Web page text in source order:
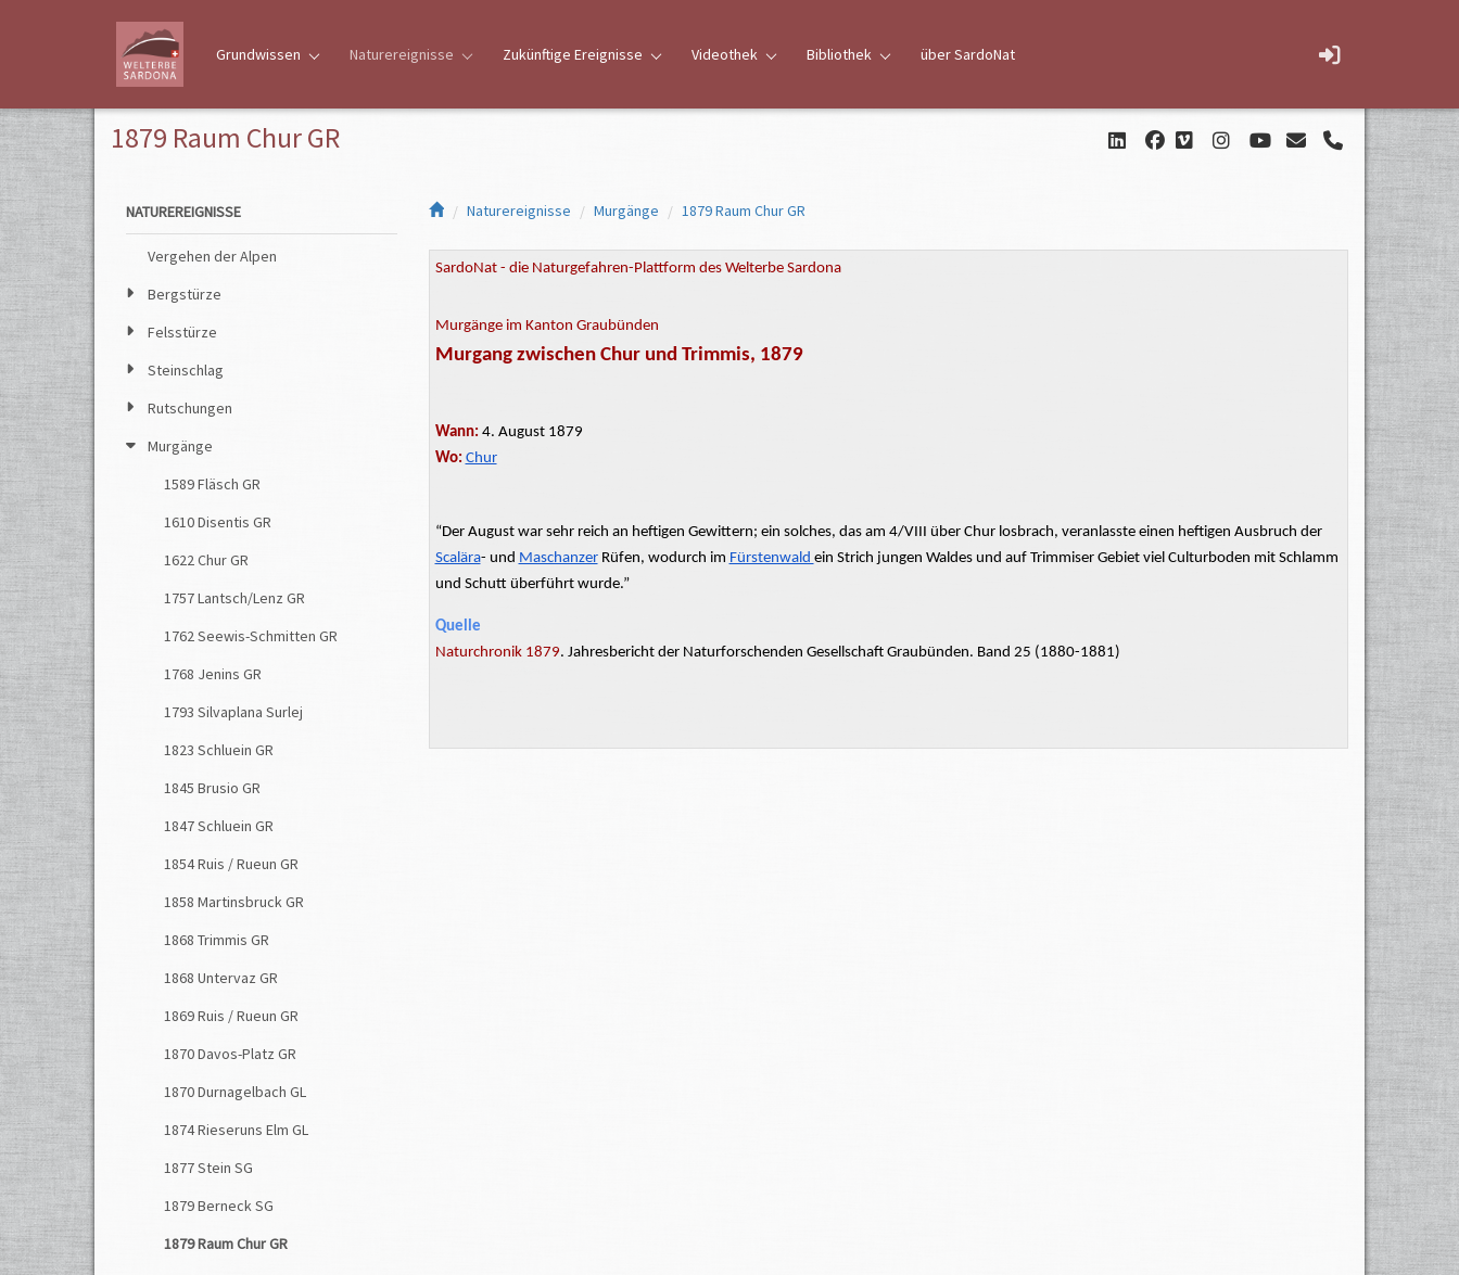
Grundwissen Naturereignisse Zukünftige Ereignisse Videothek Bibliothek über SardoNat
1879 Raum Chur GR
Naturereignisse Murgänge 1879 Raum Chur GR
SardoNat - die Naturgefahren-Plattform des Welterbe Sardona
Murgänge im Kanton Graubünden
Murgang zwischen Chur und Trimmis, 1879
Wann: 4. August 1879
Wo: Chur
“Der August war sehr reich an heftigen Gewittern; ein solches, das am 4/VIII über Chur losbrach, veranlasste einen heftigen Ausbruch der
Scalära- und Maschanzer Rüfen, wodurch im Fürstenwald ein Strich jungen Waldes und auf Trimmiser Gebiet viel Culturboden mit Schlamm
und Schutt überführt wurde.”
Quelle
Naturchronik 1879. Jahresbericht der Naturforschenden Gesellschaft Graubünden. Band 25 (1880-1881)
NATUREREIGNISSE
Vergehen der Alpen
Bergstürze
Felsstürze
Steinschlag
Rutschungen
Murgänge
1589 Fläsch GR
1610 Disentis GR
1622 Chur GR
1757 Lantsch/Lenz GR
1762 Seewis-Schmitten GR
1768 Jenins GR
1793 Silvaplana Surlej
1823 Schluein GR
1845 Brusio GR
1847 Schluein GR
1854 Ruis / Rueun GR
1858 Martinsbruck GR
1868 Trimmis GR
1868 Untervaz GR
1869 Ruis / Rueun GR
1870 Davos-Platz GR
1870 Durnagelbach GL
1874 Rieseruns Elm GL
1877 Stein SG
1879 Berneck SG
1879 Raum Chur GR